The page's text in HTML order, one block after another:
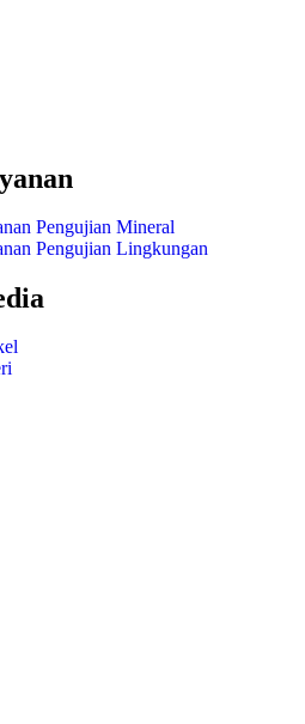
Pengujian Mineral
Pengujian Lingkungan